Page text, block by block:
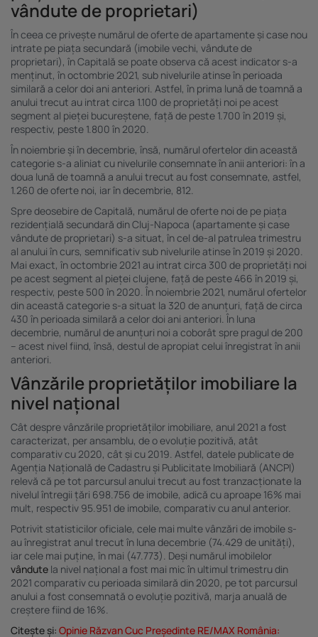
vândute de proprietari)
În ceea ce privește numărul de oferte de apartamente și case nou
intrate pe piața secundară (imobile vechi, vândute de
proprietari), în Capitală se poate observa că acest indicator s-a
menținut, în octombrie 2021, sub nivelurile atinse în perioada
similară a celor doi ani anteriori. Astfel, în prima lună de toamnă a
anului trecut au intrat circa 1.100 de proprietăți noi pe acest
segment al pieței bucureștene, față de peste 1.700 în 2019 și,
respectiv, peste 1.800 în 2020.
În noiembrie și în decembrie, însă, numărul ofertelor din această
categorie s-a aliniat cu nivelurile consemnate în anii anteriori: în a
doua lună de toamnă a anului trecut au fost consemnate, astfel,
1.260 de oferte noi, iar în decembrie, 812.
Spre deosebire de Capitală, numărul de oferte noi de pe piața
rezidențială secundară din Cluj-Napoca (apartamente și case
vândute de proprietari) s-a situat, în cel de-al patrulea trimestru
al anului în curs, semnificativ sub nivelurile atinse în 2019 și 2020.
Mai exact, în octombrie 2021 au intrat circa 300 de proprietăți noi
pe acest segment al pieței clujene, față de peste 466 în 2019 și,
respectiv, peste 500 în 2020. În noiembrie 2021, numărul ofertelor
din această categorie s-a situat la 320 de anunțuri, față de circa
430 în perioada similară a celor doi ani anteriori. În luna
decembrie, numărul de anunțuri noi a coborât spre pragul de 200
– acest nivel fiind, însă, destul de apropiat celui înregistrat în anii
anteriori.
Vânzările proprietăților imobiliare la
nivel național
Cât despre vânzările proprietăților imobiliare, anul 2021 a fost
caracterizat, per ansamblu, de o evoluție pozitivă, atât
comparativ cu 2020, cât și cu 2019. Astfel, datele publicate de
Agenția Națională de Cadastru și Publicitate Imobiliară (ANCPI)
relevă că pe tot parcursul anului trecut au fost tranzacționate la
nivelul întregii țări 698.756 de imobile, adică cu aproape 16% mai
mult, respectiv 95.951 de imobile, comparativ cu anul anterior.
Potrivit statisticilor oficiale, cele mai multe vânzări de imobile s-
au înregistrat anul trecut în luna decembrie (74.429 de unități),
iar cele mai puține, în mai (47.773). Deși numărul imobilelor
vândute la nivel național a fost mai mic în ultimul trimestru din
2021 comparativ cu perioada similară din 2020, pe tot parcursul
anului a fost consemnată o evoluție pozitivă, marja anuală de
creștere fiind de 16%.
Citește și: Opinie Răzvan Cuc Președinte RE/MAX România: